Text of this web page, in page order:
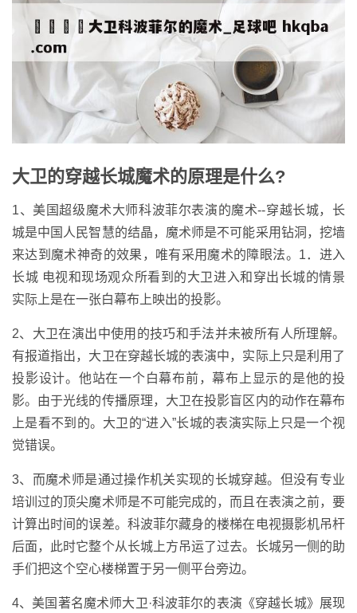
大卫的穿越长城魔术的原理是什么?
1、美国超级魔术大师科波菲尔表演的魔术--穿越长城，长
城是中国人民智慧的结晶，魔术师是不可能采用钻洞，挖墙
来达到魔术神奇的效果，唯有采用魔术的障眼法。1．进入
长城 电视和现场观众所看到的大卫进入和穿出长城的情景
实际上是在一张白幕布上映出的投影。
2、大卫在演出中使用的技巧和手法并未被所有人所理解。
有报道指出，大卫在穿越长城的表演中，实际上只是利用了
投影设计。他站在一个白幕布前，幕布上显示的是他的投
影。由于光线的传播原理，大卫在投影盲区内的动作在幕布
上是看不到的。大卫的“进入”长城的表演实际上只是一个视
觉错误。
3、而魔术师是通过操作机关实现的长城穿越。但没有专业
培训过的顶尖魔术师是不可能完成的，而且在表演之前，要
计算出时间的误差。科波菲尔藏身的楼梯在电视摄影机吊杆
后面，此时它整个从长城上方吊运了过去。长城另一侧的助
手们把这个空心楼梯置于另一侧平台旁边。
4、美国著名魔术师大卫·科波菲尔的表演《穿越长城》展现